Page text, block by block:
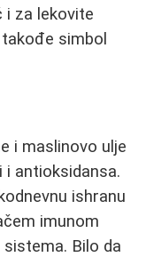
i za lekovite
simbol
i maslinovo ulje
antioksidansa.
ishranu
imunom
Bilo da